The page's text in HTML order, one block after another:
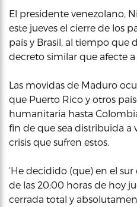
El presidente venezolano,
este jueves el cierre de los
país y Brasil, al tiempo que
decreto similar que afecte
Las movidas de Maduro
que Puerto Rico y otros
humanitaria hasta
fin de que sea distribuida a
crisis que sufren estos.
‘He decidido (que) en el
de las 20:00 horas de hoy
cerrada total y